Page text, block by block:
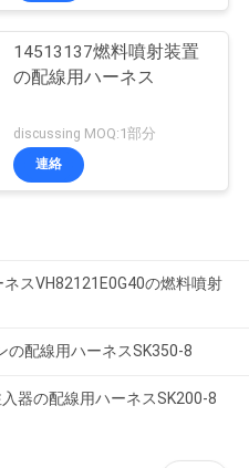
14513137燃料噴射装置
の配線用ハーネス
discussing MOQ:1部分
連絡
スVH82121E0G40の燃料噴射
の配線用ハーネスSK350-8
器の配線用ハーネスSK200-8